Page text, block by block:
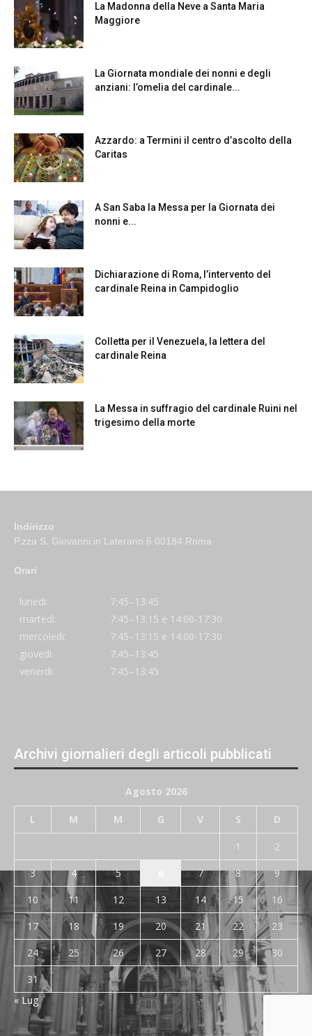
La Madonna della Neve a Santa Maria
Maggiore
La Giornata mondiale dei nonni e degli
anziani: l’omelia del cardinale...
Azzardo: a Termini il centro d’ascolto della
Caritas
A San Saba la Messa per la Giornata dei
nonni e...
Dichiarazione di Roma, l’intervento del
cardinale Reina in Campidoglio
Colletta per il Venezuela, la lettera del
cardinale Reina
La Messa in suffragio del cardinale Ruini nel
trigesimo della morte
Indirizzo
P.zza S. Giovanni in Laterano 6 00184 Roma
Orari
lunedi:
7:45–13:45
martedi:
7:45–13:15 e 14:00-17:30
mercoledi:
7:45–13:15 e 14:00-17:30
giovedi:
7:45–13:45
venerdi:
7:45–13:45
Archivi giornalieri degli articoli pubblicati
Agosto 2026
L M M G V S D
1
2
3
4 5 7 8
9
10
11 12 13 14 15
16
17
18 19 20 21 22
23
24
25 26 27 28 29
30
31
« Lug